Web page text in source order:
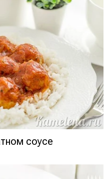
соусе